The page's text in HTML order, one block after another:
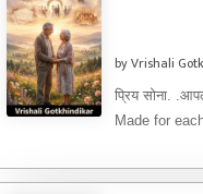
by Vrishali
प्रिय सोना.
Made for